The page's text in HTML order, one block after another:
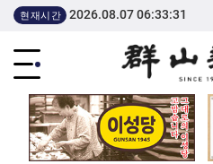
현재시간 2026.08.07 06:33:31